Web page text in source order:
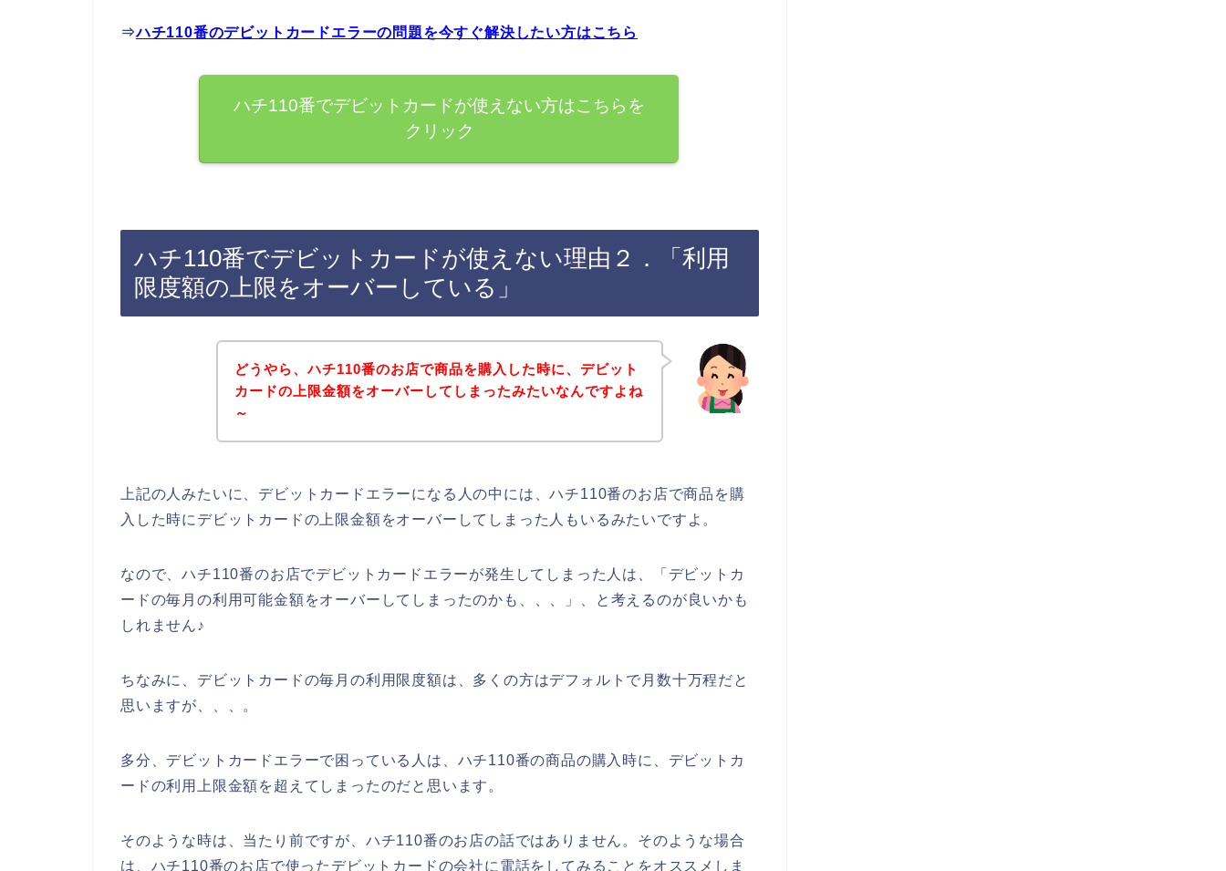
⇒ハチ110番のデビットカードエラーの問題を今すぐ解決したい方はこちら
ハチ110番でデビットカードが使えない方はこちらを
クリック
ハチ110番でデビットカードが使えない理由２．「利用
限度額の上限をオーバーしている」
どうやら、ハチ110番のお店で商品を購入した時に、デビット
カードの上限金額をオーバーしてしまったみたいなんですよね
～
上記の人みたいに、デビットカードエラーになる人の中には、ハチ110番のお店で商品を購
入した時にデビットカードの上限金額をオーバーしてしまった人もいるみたいですよ。
なので、ハチ110番のお店でデビットカードエラーが発生してしまった人は、「デビットカ
ードの毎月の利用可能金額をオーバーしてしまったのかも、、、」、と考えるのが良いかも
しれません♪
ちなみに、デビットカードの毎月の利用限度額は、多くの方はデフォルトで月数十万程だと
思いますが、、、。
多分、デビットカードエラーで困っている人は、ハチ110番の商品の購入時に、デビットカ
ードの利用上限金額を超えてしまったのだと思います。
そのような時は、当たり前ですが、ハチ110番のお店の話ではありません。そのような場合
は、ハチ110番のお店で使ったデビットカードの会社に電話をしてみることをオススメしま